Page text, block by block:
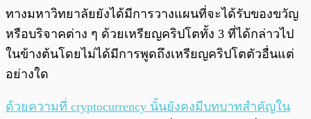
ทางมหาวิทยาลัยยังได้มีการวางแผนที่จะได้รับของขวัญ
หรือบริจาคต่าง ๆ ด้วยเหรียญคริปโตทั้ง 3 ที่ได้กล่าวไป
ในข้างต้นโดยไม่ได้มีการพูดถึงเหรียญคริปโตตัวอื่นแต่
อย่างใด
ด้วยความที่ cryptocurrency นั้นยังคงมีบทบาทสำคัญใน